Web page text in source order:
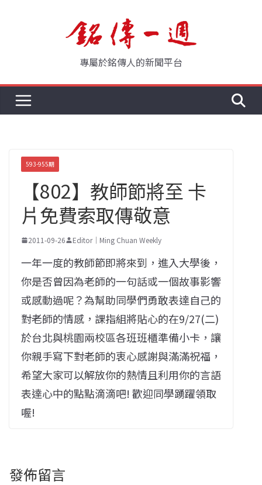
專屬於銘傳人的新聞平台
593-955期
【802】教師節將至 卡
片免費索取傳敬意
2011-09-26 Editor｜Ming Chuan Weekly
一年一度的教師節即將來到，進入大學後，
你是否曾因為老師的一句話或一個故事影響
或感動過呢？為幫助同學們勇敢表達自己的
對老師的情感，課指組將貼心的在9/27(二)
於台北與桃園兩校區各班班櫃準備小卡，讓
你親手寫下對老師的衷心感謝與滿滿祝福，
希望大家可以解放你的熱情且利用你的言語
表達心中的點點滴滴吧! 歡迎同學踴躍領取
喔!
發佈留言